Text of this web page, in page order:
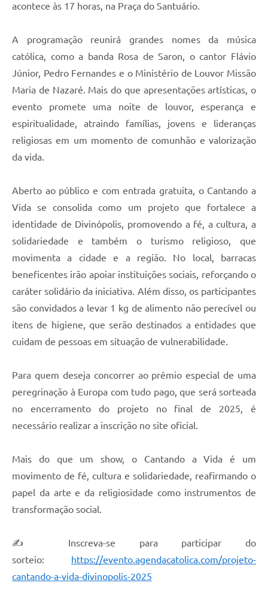
acontece às 17 horas, na Praça do Santuário.
A programação reunirá grandes nomes da música
católica, como a banda Rosa de Saron, o cantor Flávio
Júnior, Pedro Fernandes e o Ministério de Louvor Missão
Maria de Nazaré. Mais do que apresentações artísticas, o
evento promete uma noite de louvor, esperança e
espiritualidade, atraindo famílias, jovens e lideranças
religiosas em um momento de comunhão e valorização
da vida.
Aberto ao público e com entrada gratuita, o Cantando a
Vida se consolida como um projeto que fortalece a
identidade de Divinópolis, promovendo a fé, a cultura, a
solidariedade e também o turismo religioso, que
movimenta a cidade e a região. No local, barracas
beneficentes irão apoiar instituições sociais, reforçando o
caráter solidário da iniciativa. Além disso, os participantes
são convidados a levar 1 kg de alimento não perecível ou
itens de higiene, que serão destinados a entidades que
cuidam de pessoas em situação de vulnerabilidade.
Para quem deseja concorrer ao prêmio especial de uma
peregrinação à Europa com tudo pago, que será sorteada
no encerramento do projeto no final de 2025, é
necessário realizar a inscrição no site oficial.
Mais do que um show, o Cantando a Vida é um
movimento de fé, cultura e solidariedade, reafirmando o
papel da arte e da religiosidade como instrumentos de
transformação social.
✍️ Inscreva-se para participar do
sorteio: https://evento.agendacatolica.com/projeto-
cantando-a-vida-divinopolis-2025